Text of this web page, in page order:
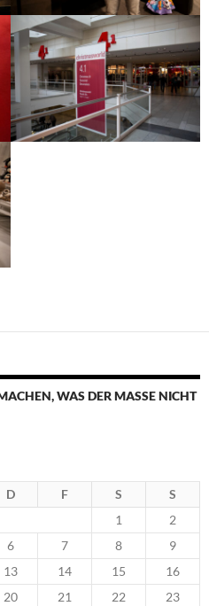
WAS DER MASSE NICHT
D F S
S
1
2
6 7 8
9
13 14 15
16
20 21 22
23